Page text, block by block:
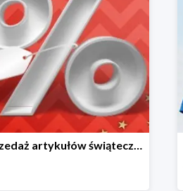
Wyprzedaż artykułów świątecznych w Lidlu Online